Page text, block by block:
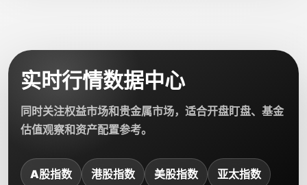
实时行情数据中心
同时关注权益市场和贵金属市场，适合开盘盯盘、基金
估值观察和资产配置参考。
A股指数 港股指数 美股指数 亚太指数